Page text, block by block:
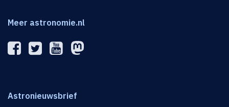
Meer astronomie.nl
Astronieuwsbrief